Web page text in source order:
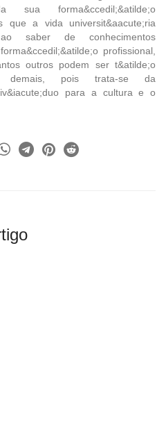
forma&ccedil;&atilde;o
que a vida universit&aacute;ria
saber de conhecimentos
profissional,
outros podem ser t&atilde;o
demais, pois trata-se da
para a cultura e o